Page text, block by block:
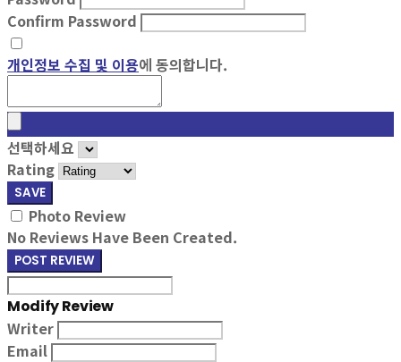
Confirm Password
개인정보 수집 및 이용에 동의합니다.
선택하세요
Rating
SAVE
Photo Review
No Reviews Have Been Created.
POST REVIEW
Modify Review
Writer
Email